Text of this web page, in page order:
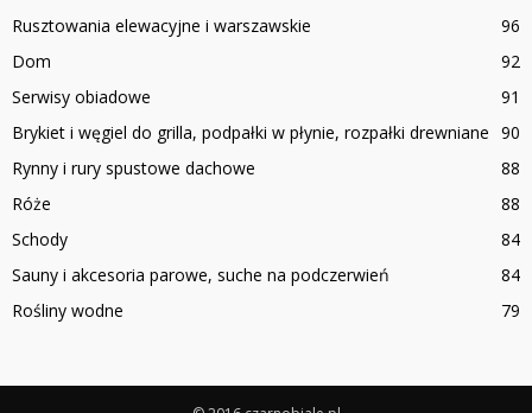
Rusztowania elewacyjne i warszawskie
96
Dom
92
Serwisy obiadowe
91
Brykiet i węgiel do grilla, podpałki w płynie, rozpałki drewniane 90
Rynny i rury spustowe dachowe
88
Róże
88
Schody
84
Sauny i akcesoria parowe, suche na podczerwień
84
Rośliny wodne
79